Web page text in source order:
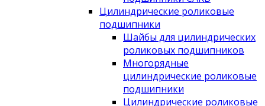
Цилиндрические роликовые
подшипники
Шайбы для цилиндрических
роликовых подшипников
Многорядные
цилиндрические роликовые
подшипники
Цилиндрические роликовые